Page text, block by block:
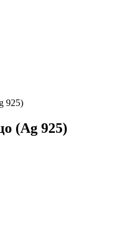
925)
(Ag 925)